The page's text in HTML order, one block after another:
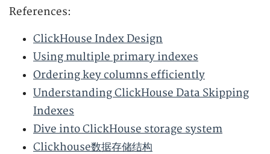
References:
ClickHouse Index Design
Using multiple primary indexes
Ordering key columns efficiently
Understanding ClickHouse Data Skipping
Indexes
Dive into ClickHouse storage system
Clickhouse数据存储结构